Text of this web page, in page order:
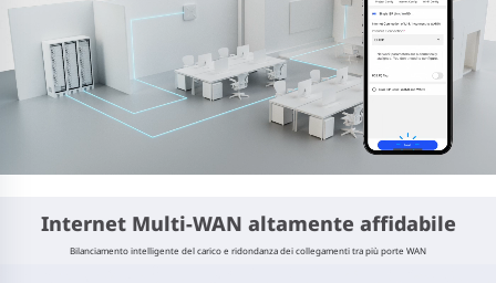
Internet Multi-WAN altamente affidabile
Bilanciamento intelligente del carico e ridondanza dei collegamenti tra più porte WAN